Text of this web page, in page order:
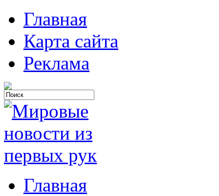
Главная
Карта сайта
Реклама
Главная